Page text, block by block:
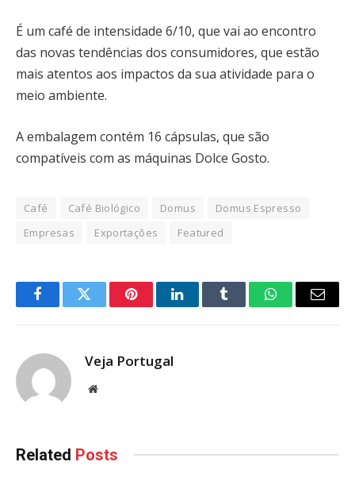
É um café de intensidade 6/10, que vai ao encontro
das novas tendências dos consumidores, que estão
mais atentos aos impactos da sua atividade para o
meio ambiente.
A embalagem contém 16 cápsulas, que são
compatíveis com as máquinas Dolce Gosto.
Café Café Biológico Domus
Domus Espresso
Empresas
Exportações Featured
FacebookTwitter PinterestLinkedInTumblr WhatsAppEmail
Veja Portugal
Website
Related Posts